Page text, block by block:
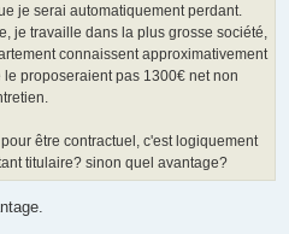
je serai automatiquement perdant.
je travaille dans la plus grosse société,
connaissent approximativement
proposeraient pas 1300€ net non
être contractuel, c'est logiquement
titulaire? sinon quel avantage?